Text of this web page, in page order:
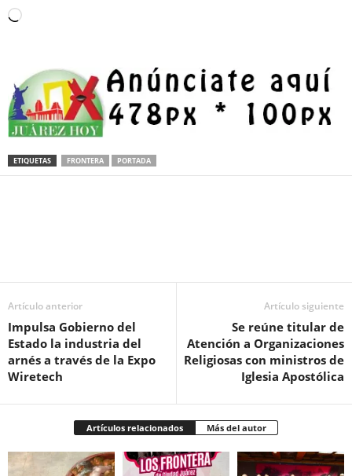
Loading…
ETIQUETAS FRONTERA PORTADA
Artículo anterior
Impulsa Gobierno del
Estado la industria del
arnés a través de la Expo
Wiretech
Artículo siguiente
Se reúne titular de
Atención a Organizaciones
Religiosas con ministros de
Iglesia Apostólica
Artículos relacionados Más del autor